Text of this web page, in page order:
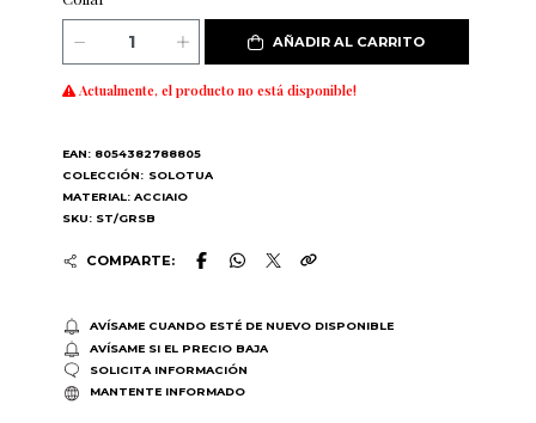
AÑADIR AL CARRITO
Actualmente, el producto no está disponible!
EAN: 8054382788805
COLECCIÓN: SOLOTUA
MATERIAL: ACCIAIO
SKU: ST/GRSB
COMPARTE:
AVÍSAME CUANDO ESTÉ DE NUEVO DISPONIBLE
AVÍSAME SI EL PRECIO BAJA
SOLICITA INFORMACIÓN
MANTENTE INFORMADO